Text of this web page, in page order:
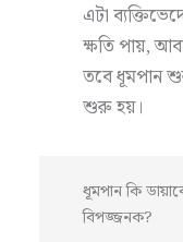
এটা
ক্ষতি পায়,
তবে ধূমপান
শুরু হয়।
ধূমপান কি
বিপজ্জনক?